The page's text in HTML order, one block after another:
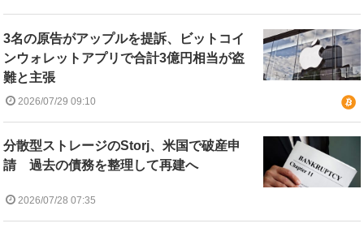
3名の原告がアップルを提訴、ビットコイ
ンウォレットアプリで合計3億円相当が盗
難と主張
2026/07/29 09:10
分散型ストレージのStorj、米国で破産申
請 過去の債務を整理して再建へ
2026/07/28 07:35